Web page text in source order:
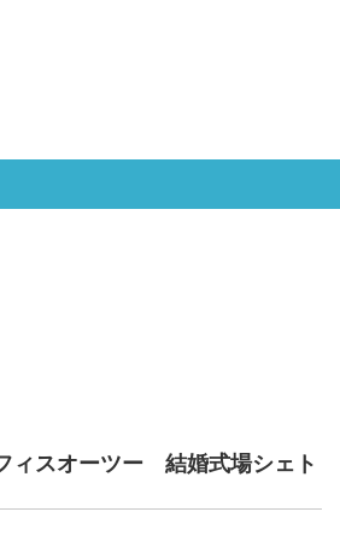
ィスオーツー 結婚式場シェト